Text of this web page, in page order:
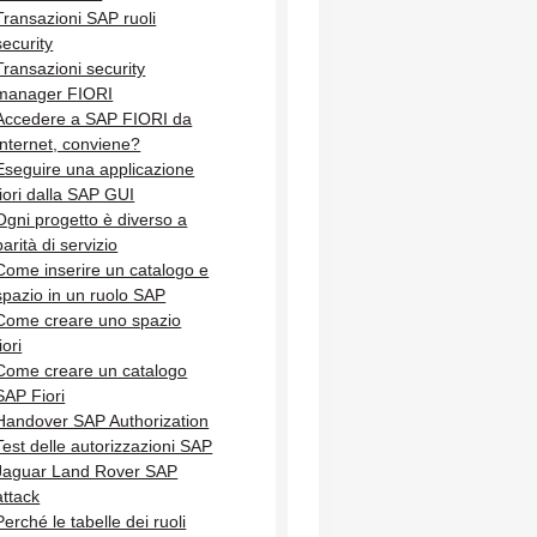
SAP ruoli
security
FIORI
a SAP FIORI da
conviene?
una applicazione
dalla SAP GUI
progetto è diverso a
di servizio
inserire un catalogo e
in un ruolo SAP
creare uno spazio
creare un catalogo
Fiori
SAP Authorization
delle autorizzazioni SAP
Land Rover SAP
le tabelle dei ruoli